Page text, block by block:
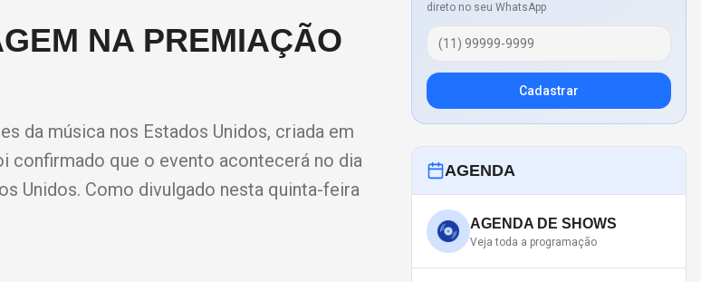
NA PREMIAÇÃO
da música nos Estados Unidos, criada em
confirmado que o evento acontecerá no dia
Unidos. Como divulgado nesta quinta-feira
direto no seu WhatsApp
Cadastrar
AGENDA
AGENDA DE SHOWS
Veja toda a programação